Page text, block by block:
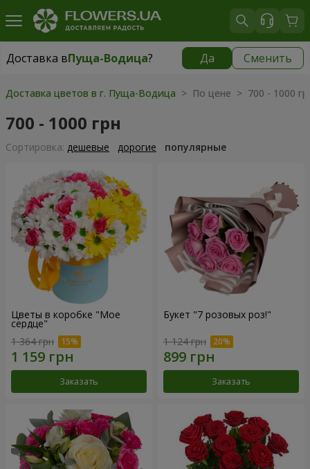
Доставка вПуща-Водица? Да Сменить
Доставка вПуща-Водица| бесплатно
Доставка цветов в г. Пуща-Водица > По цене > 700 - 1000
700 - 1000 грн
Cортировка: дешевые дорогие популярные
Цветы в коробке "Мое
сердце"
1 364 грн
Заказать
Букет "7 розовых роз!"
1 124 грн
Заказать